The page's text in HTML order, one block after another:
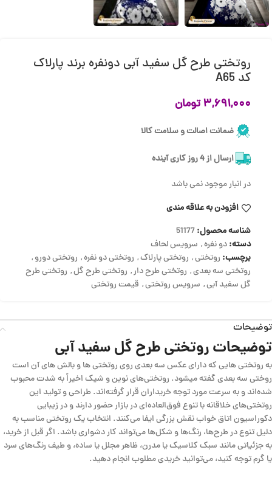
روتختی طرح گل سفید آبی دونفره برند پارلاک
کد A65
۳,۶۹۱,۰۰۰تومان
ضمانت اصالت و سلامت کالا
ارسال از 4 روز کاری آینده
در انبار موجود نمی باشد
افزودن به علاقه مندی
شناسه محصول:51177
دسته:دو نفره, سرویس لحاف
برچسب: روتختی, روتختی پارلاک, روتختی دو نفره, روتختی دورو,
روتختی سه بعدی, روتختی طرح دار, روتختی طرح گل, روتختی طرح
گل سفید آبی, سرویس روتختی, قیمت روتختی
توضیحات
توضیحات روتختی طرح گل سفید آبی
به روتختی هایی که دارای عکس سه بعدی روی روتختی ها و بالش های آن است
روختی سه بعدی گفته میشود. روتختی‌های نوین و شیک اخیراً به شدت محبوب
شده‌اند و به سرعت مورد توجه خریداران قرار گرفته‌اند. طراحی و تولید این
روتختی‌های خلاقانه با تنوع فوق‌العاده‌ای در بازار حضور دارند و در زیبایی
دکوراسیون اتاق خواب نقش بزرگی ایفا می‌کنند. انتخاب یک روتختی مناسب به
دلیل تنوع در طرح‌ها، رنگ‌ها و شکل‌ها می‌تواند کار دشواری باشد. اگر قبل از خرید،
به جزئیاتی مانند سبک کلاسیک یا مدرن، ظاهر مجلل یا ساده، و طیف رنگ‌های سرد
یا گرم توجه کنید، می‌توانید خریدی مطلوب انجام دهید.